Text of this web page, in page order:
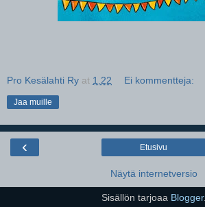
Pro Kesälahti Ry at 1.22 Ei kommentteja:
Jaa muille
‹ Etusivu
Näytä internetversio
Sisällön tarjoaa Blogger.